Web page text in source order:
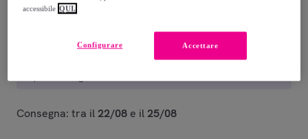
Consegna
Consegna: tra il 22/08 e il 25/08
accessibile QUI.
Accettare
Configurare